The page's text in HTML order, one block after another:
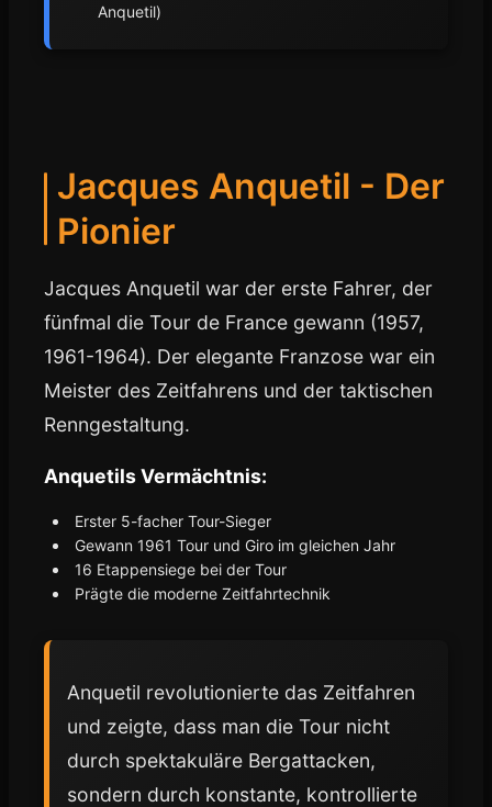
Anquetil)
Jacques Anquetil - Der
Pionier
Jacques Anquetil war der erste Fahrer, der
fünfmal die Tour de France gewann (1957,
1961-1964). Der elegante Franzose war ein
Meister des Zeitfahrens und der taktischen
Renngestaltung.
Anquetils Vermächtnis:
Erster 5-facher Tour-Sieger
Gewann 1961 Tour und Giro im gleichen Jahr
16 Etappensiege bei der Tour
Prägte die moderne Zeitfahrtechnik
Anquetil revolutionierte das Zeitfahren
und zeigte, dass man die Tour nicht
durch spektakuläre Bergattacken,
sondern durch konstante, kontrollierte